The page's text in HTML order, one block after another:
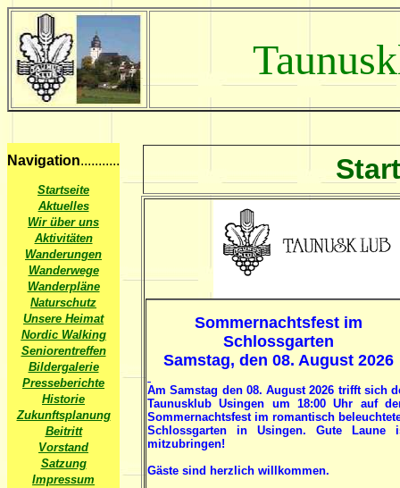
Navigation...........
Startseite
Aktuelles
Wir über uns
Aktivitäten
Wanderungen
Wanderwege
Wanderpläne
Naturschutz
Unsere Heimat
Nordic Walking
Seniorentreffen
Bildergalerie
Presseberichte
Historie
Zukunftsplanung
Beitritt
Vorstand
Satzung
Impressum
Sommernachtsfest im
Schlossgarten
Samstag, den 08. August 2026
Am Samstag den 08. August 2026 trifft sich
Taunusklub Usingen um 18:00 Uhr auf
Sommernachtsfest im romantisch
Schlossgarten in Usingen. Gute Laune
mitzubringen!
Gäste sind herzlich willkommen.